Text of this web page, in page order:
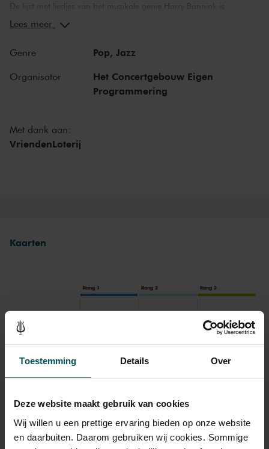
Toestemming Details Over
Deze website maakt gebruik van cookies
Wij willen u een prettige ervaring bieden op onze website
en daarbuiten. Daarom gebruiken wij cookies. Sommige
De lijst met liedjes van het muzikale genie Harry Bannink is
duizelingwekkend lang, van tophits als
succesvolle schrijvers als Willem Wilmink, Annie M.G. Schmidt en
Hans Dorrestijn. Banninks liedjes klonken onder andere tijdens
favoriete tv-programma’s als
Sesamstraat Het Klokhuis
Thomas Oliemans zingt Harry Bannink
De veelzijdige bariton Thomas Oliemans heeft niet alleen succes als
Lees meer
Genre Pop, Jazz
Organisator
Het Concertgebouw Eigen
Programmering
Met dank aan:
VriendenLoterij
Kaarten
Rang 1 Rang 2 Rang 3
Als deelnemer van de VriendenLoterij bestelt u voor dit concert
kaarten met 50% korting.